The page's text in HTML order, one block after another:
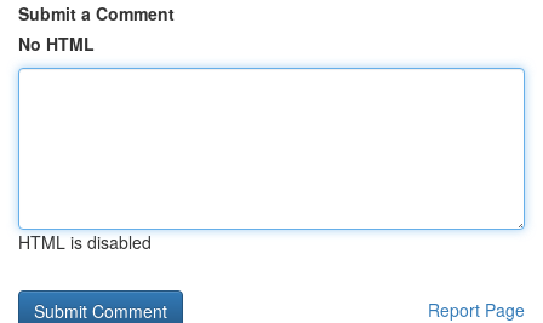
Submit a Comment
No HTML
HTML is disabled
Report Page